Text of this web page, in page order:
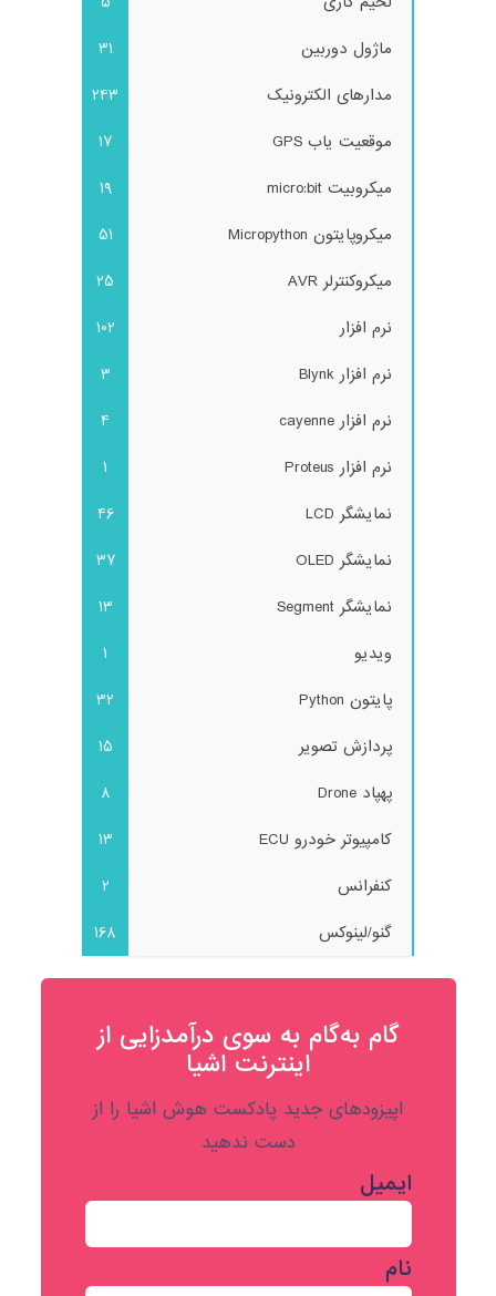
ماژول دوربین
31
مدارهای الکترونیک
243
موقعیت یاب GPS
17
میکروبیت micro:bit
19
میکروپایتون Micropython
51
میکروکنترلر AVR
25
نرم افزار
102
نرم افزار Blynk
3
نرم افزار cayenne
4
نرم افزار Proteus
1
نمایشگر LCD
46
نمایشگر OLED
37
نمایشگر Segment
13
ویدیو
1
پایتون Python
32
پردازش تصویر
15
پهپاد Drone
8
کامپیوتر خودرو ECU
13
کنفرانس
2
گنو/لینوکس
168
گام به‌گام به‌ سوی درآمدزایی از
اینترنت اشیا
اپیزودهای جدید پادکست هوش اشیا را از
دست ندهید
ایمیل
نام